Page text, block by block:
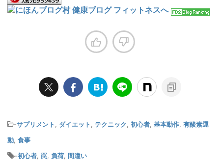
-サプリメント ダイエット テクニック 初心者 基本動作 有酸素運
動 食事
-初心者 罠 負荷 間違い